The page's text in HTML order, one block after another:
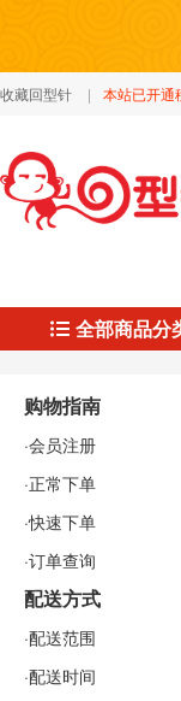
收藏回型针 | 本站已开通
全部商品分
购物指南
·会员注册
·正常下单
·快速下单
·订单查询
配送方式
·配送范围
·配送时间